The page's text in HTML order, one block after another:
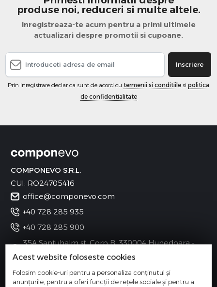
produse noi, reduceri si multe altele.
Inregistreaza-te acum pentru a primi ultimele
actualizari despre promotii si cupoane.
Inscriere
Prin inregistrare declar ca sunt de acord cu termenii si conditiile si politica
de confidentialitate
COMPONEVO S.R.L.
CUI: RO24705416
office@componevo.com
+40 728 285 935
+40 728 285 900
35A Santuhalm st. Corp B, 330004 Hunedoara -
Romania
Acest website foloseste cookies
Folosim cookie-uri pentru a personaliza conținutul și
anunțurile, pentru a oferi funcții de rețele sociale și pentru a